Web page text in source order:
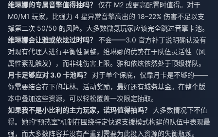
维琳娜的专属音擎值得抽吗？
仅在 M2 或更高配置时值得。对于
M0/M1 玩家，比强力 4 星异常音擎高出的 18–22% 伤害不足以支
撑第二次 50/50 的风险。大多数微氪玩家应该完全跳过音擎卡池。
维琳娜会让雅或依炫过时吗？
不会——3.0 官方补丁说明确认没有
对现有代理人进行平衡性调整，维琳娜的优势在于队伍灵活性（风
属性紊乱触发），而非纯伤害上限。雅和依炫依然处于顶级梯队。
月卡足够应对 3.0 卡池吗？
对于单个保底，仅靠月卡是不够的——
你需要结合存下的菲林、活动奖励，最好还有城务基金。在整个版
本中叠加这些资源，可以轻松覆盖一次限定抽取。
如果我不是小比利的主力玩家，诺玛值得抽吗？
大多数情况下不值
得。她的“预热室”机制在围绕特定快速支援模式构建的队伍中表现最
强，而大多数阵容并没有严重到需要为此投入资源的失衡瓶颈。